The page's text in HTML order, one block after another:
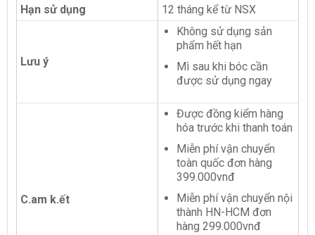
Hạn sử dụng
12 tháng kể từ NSX
Lưu ý
Không sử dụng sản
phẩm hết hạn
Mì sau khi bóc cần
được sử dụng ngay
C.am k.ết
Được đồng kiểm hàng
hóa trước khi thanh toán
Miễn phí vận chuyển
toàn quốc đơn hàng
399.000vnđ
Miễn phí vận chuyển nội
thành HN-HCM đơn
hàng 299.000vnđ